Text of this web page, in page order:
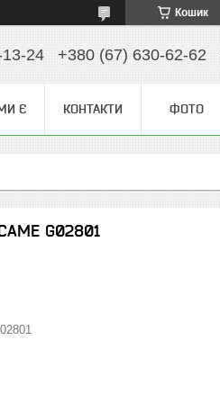
Кошик
24 +380 (67) 630-62-62
Є КОНТАКТИ ФОТО
G02801